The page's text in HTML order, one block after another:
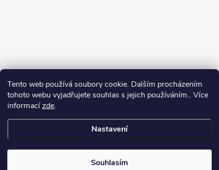
Tento web používá soubory cookie. Dalším procházením
tohoto webu vyjadřujete souhlas s jejich používáním.. Více
informacízde.
Nastavení
Souhlasím
Copyright 2026Můj e-shop. Všechna práva vyhrazena.